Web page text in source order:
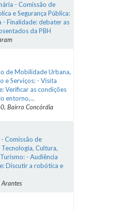
- Comissão de
e Segurança Pública:
- Finalidade: debater as
da PBH
de Mobilidade Urbana,
e Serviços: - Visita
Verificar as condições
entorno,...
Bairro Concórdia
Comissão de
Tecnologia, Cultura,
- Audiência
Discutir a robótica e
Arantes